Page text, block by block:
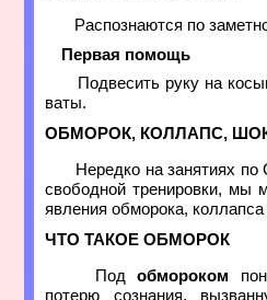
Распознаются по
Первая помощь
Подвесить руку на
ваты.
ОБМОРОК, КОЛЛАПС,
Нередко на занятиях по
свободной тренировки, мы
явления обморока,
ЧТО ТАКОЕ ОБМОРОК
Подобмороком
потерю сознания,